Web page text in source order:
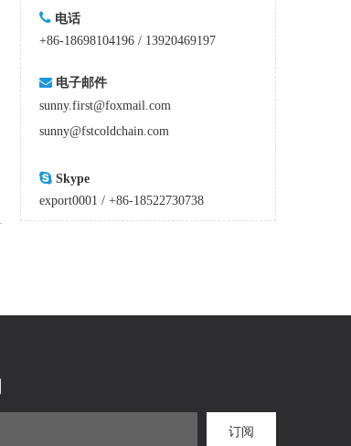
 电话
+86-18698104196 / 13920469197
 电子邮件
sunny.first@foxmail.com
sunny@fstcoldchain.com
 Skype
export0001 / +86-18522730738
订阅